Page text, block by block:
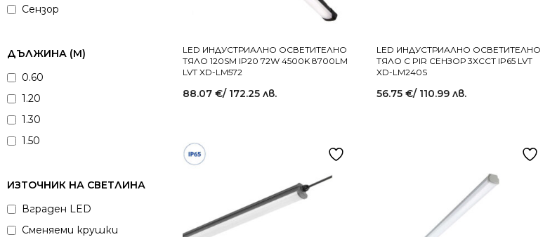
Сензор
ДЪЛЖИНА (М)
0.60
1.20
1.30
1.50
ИЗТОЧНИК НА СВЕТЛИНА
Вграден LED
Сменяеми крушки
LED ИНДУСТРИАЛНО ОСВЕТИТЕЛНО
ТЯЛО 120SM IP20 72W 4500K 8700LM
LVT XD-LM572
88.07 €/ 172.25 лв.
LED ИНДУСТРИАЛНО ОСВЕТИТЕЛНО
ТЯЛО С PIR СЕНЗОР 3XCCT IP65 LVT
XD-LM240S
56.75 €/ 110.99 лв.